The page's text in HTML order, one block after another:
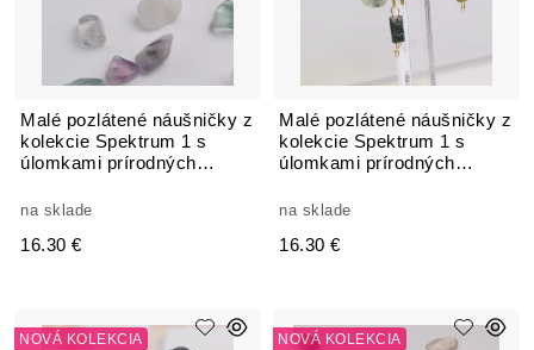
Malé pozlátené náušničky z
kolekcie Spektrum 1 s
úlomkami prírodných
na sklade
16.30 €
Malé pozlátené náušničky z
kolekcie Spektrum 1 s
úlomkami prírodných
na sklade
16.30 €
NOVÁ KOLEKCIA
NOVÁ KOLEKCIA